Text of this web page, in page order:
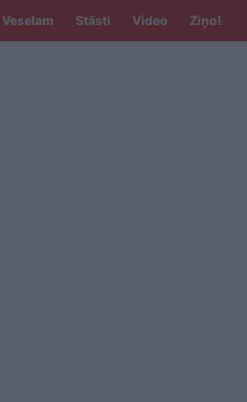
Veselam Stāsti Video Ziņo!